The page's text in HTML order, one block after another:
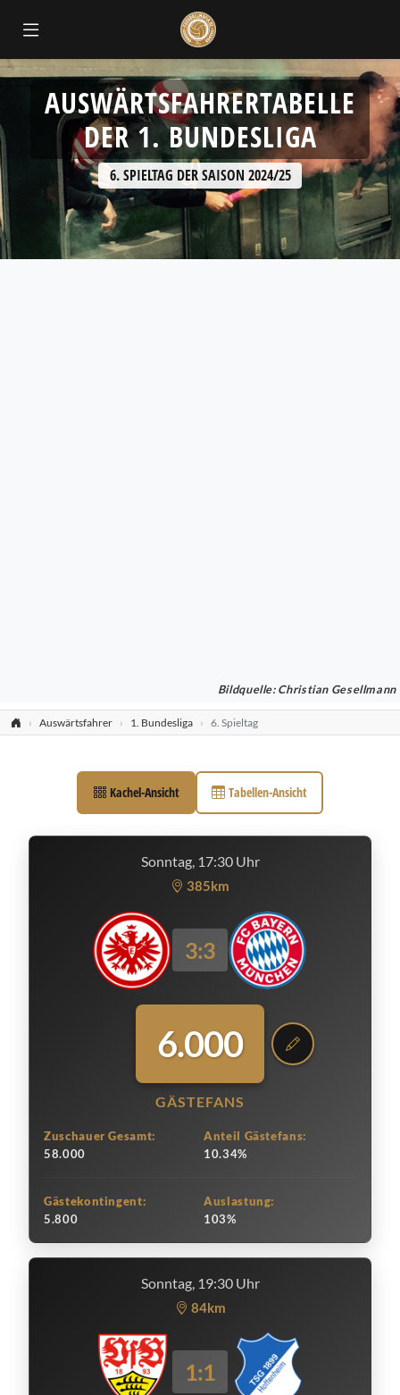
AUSWÄRTSFAHRERTABELLE
DER 1. BUNDESLIGA
6. SPIELTAG DER SAISON 2024/25
Bildquelle: Christian Gesellmann
Auswärtsfahrer 1. Bundesliga 6. Spieltag
Kachel-Ansicht Tabellen-Ansicht
Sonntag, 17:30 Uhr
385km
3:3
6.000
GÄSTEFANS
Zuschauer Gesamt:
58.000
Anteil Gästefans:
10.34%
Gästekontingent:
5.800
Auslastung:
103%
Sonntag, 19:30 Uhr
84km
1:1